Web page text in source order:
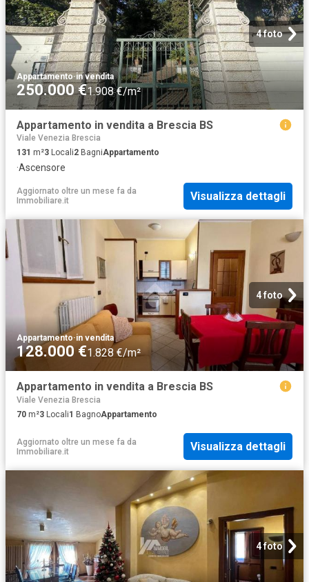
4 foto
Appartamento·in vendita
250.000 €1.908 €/m²
Appartamento in vendita a Brescia BS
Viale Venezia Brescia
131 m²3 Locali2 BagniAppartamento
·Ascensore
Aggiornato oltre un mese fa da
Immobiliare.it
Visualizza dettagli
4 foto
Appartamento·in vendita
128.000 €1.828 €/m²
Appartamento in vendita a Brescia BS
Viale Venezia Brescia
70 m²3 Locali1 BagnoAppartamento
Aggiornato oltre un mese fa da
Immobiliare.it
Visualizza dettagli
4 foto